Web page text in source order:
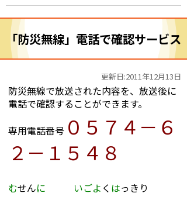
「防災無線」電話で確認サービス
更新日:2011年12月13日
防災無線で放送された内容を、放送後に
電話で確認することができます。
専用電話番号 ０５７４－６
２－１５４８
むせんに いごよ く はっきり